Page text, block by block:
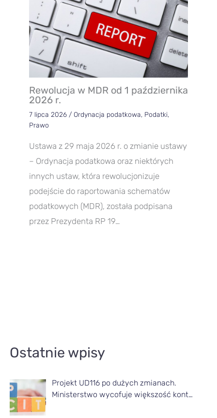
Rewolucja w MDR od 1 października
2026 r.
7 lipca 2026 / Ordynacja podatkowa, Podatki,
Prawo
Ustawa z 29 maja 2026 r. o zmianie ustawy
– Ordynacja podatkowa oraz niektórych
innych ustaw, która rewolucjonizuje
podejście do raportowania schematów
podatkowych (MDR), została podpisana
przez Prezydenta RP 19…
Ostatnie wpisy
Projekt UD116 po dużych zmianach.
Ministerstwo wycofuje większość kont…
r
y
k